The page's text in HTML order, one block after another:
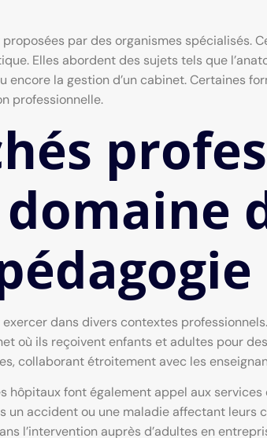
par des organismes spécialisés.
Elles abordent des sujets tels que
encore la gestion d’un cabinet. Certaines
professionnelle.
dans divers contextes
où ils reçoivent enfants et adultes pour
collaborant étroitement avec les
hôpitaux font également appel aux
un accident ou une maladie affectant leurs
l’intervention auprès d’adultes en